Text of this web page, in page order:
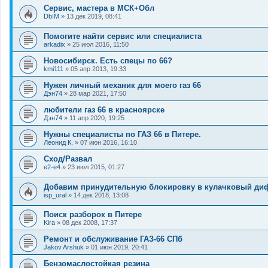
Сервис, мастера в МСК+Обл
DbIM » 13 дек 2019, 08:41
Помогите найти сервис или специалиста
arkadix » 25 июл 2016, 11:50
Новосибирск. Есть спецы по 66?
kmi111 » 05 апр 2013, 19:33
Нужен личный механик для моего газ 66
Дэн74 » 28 мар 2021, 17:50
любители газ 66 в красноярске
Дэн74 » 11 апр 2020, 19:25
Нужны специалисты по ГАЗ 66 в Питере.
Леонид К. » 07 июн 2016, 16:10
Сход/Развал
e2-e4 » 23 июл 2015, 01:27
Добавим принудительную блокировку в кулачковый
isp_ural » 14 дек 2018, 13:08
Поиск разборок в Питере
Kira » 08 дек 2008, 17:37
Ремонт и обслуживание ГАЗ-66 СПб
Jakov Arshuk » 01 июн 2019, 20:41
Бензомаслостойкая резина